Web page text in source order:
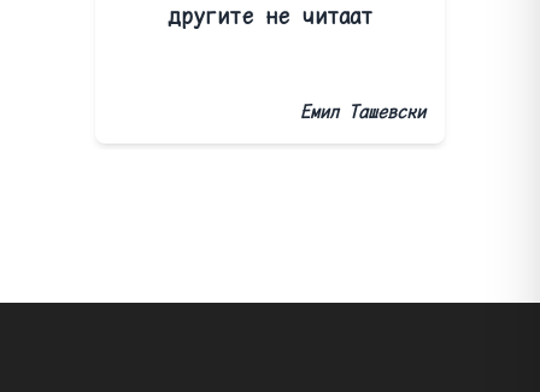
другите не читаат
Емил Ташевски